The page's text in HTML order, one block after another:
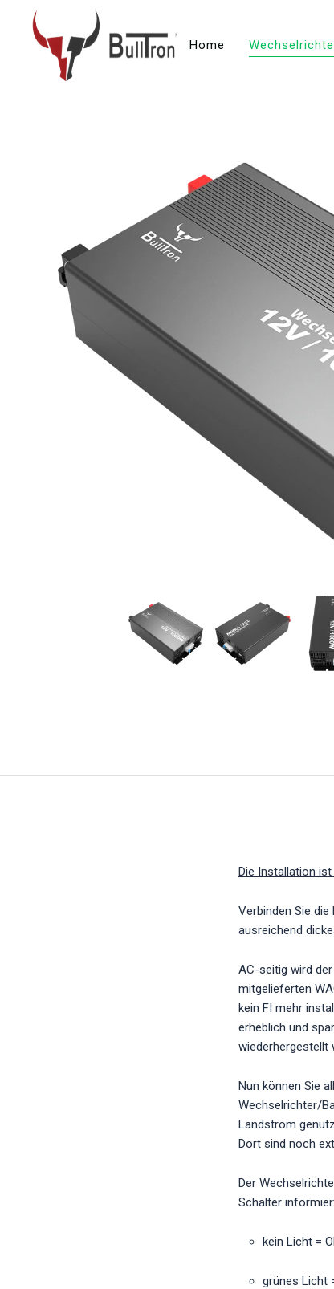
Home
Die Installation
Verbinden Sie
ausreichend
AC-seitig wird
mitgelieferten
kein FI mehr
erheblich und
wiederhergestellt
Nun können Sie
Wechselrichter/
Landstrom
Dort sind noch
Der
Schalter
kein Licht =
grünes Licht